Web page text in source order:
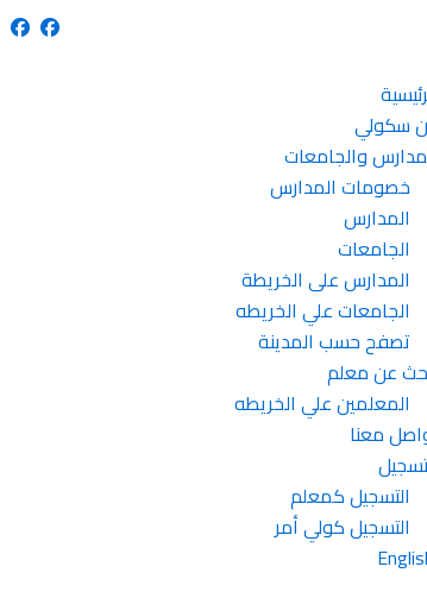
سكولي
والجامعات
خصومات المدارس
المدارس
الجامعات
المدارس على الخريطة
الجامعات علي الخريطه
تصفح حسب المدينة
عن معلم
المعلمين علي الخريطه
معنا
التسجيل كمعلم
التسجيل كولي أمر